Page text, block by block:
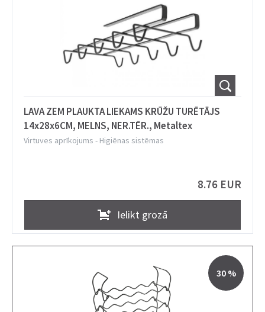
LAVA ZEM PLAUKTA LIEKAMS KRŪŽU TURĒTĀJS
14x28x6CM, MELNS, NER.TĒR., Metaltex
Virtuves aprīkojums - Higiēnas sistēmas
8.76 EUR
Ielikt grozā
30 %